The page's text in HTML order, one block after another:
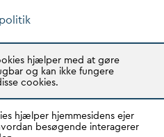
0105047100027-26
kraft ivandsektoren.
og klare budskaber taler
vigtig ressource for den
hjælper med at gøre
og kan ikke fungere
cookies.
hjælper hjemmesidens ejer
besøgende interagerer